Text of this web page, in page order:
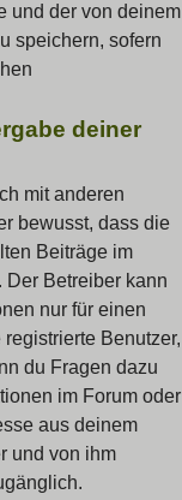
und der von deinem
speichern, sofern
deiner
mit anderen
bewusst, dass die
Beiträge im
Der Betreiber kann
nur für einen
Benutzer,
du Fragen dazu
im Forum oder
aus deinem
und von ihm